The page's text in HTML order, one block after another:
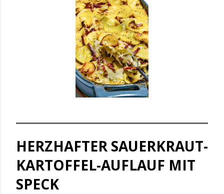
HERZHAFTER SAUERKRAUT-
KARTOFFEL-AUFLAUF MIT
SPECK